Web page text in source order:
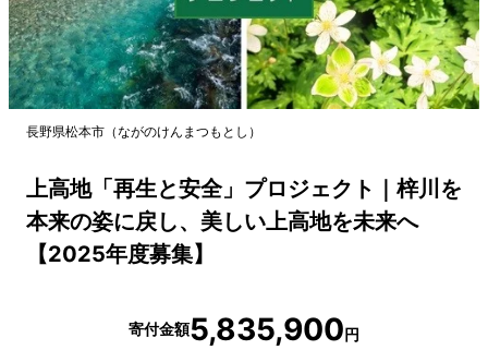
長野県松本市（ながのけんまつもとし）
上高地「再生と安全」プロジェクト｜梓川を
本来の姿に戻し、美しい上高地を未来へ
【2025年度募集】
寄付金額5,835,900円